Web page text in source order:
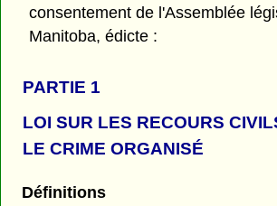
consentement de l'Assemblée
Manitoba, édicte :
PARTIE 1
LOI SUR LES RECOURS
LE CRIME ORGANISÉ
Définitions